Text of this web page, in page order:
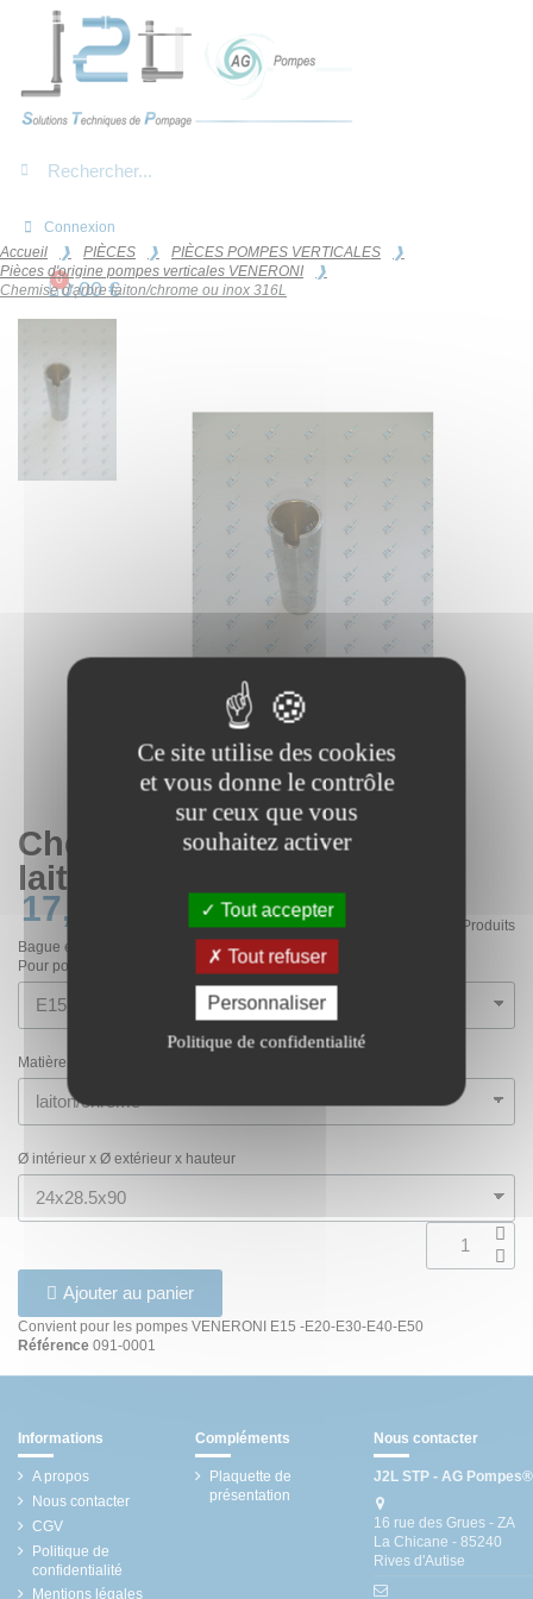
Connexion
0,00 €
Accueil PIÈCES
PIÈCES POMPES VERTICALES
Pièces d'origine pompes verticales VENERONI
Chemise d'arbre laiton/chrome ou inox 316L
Chemise d'arbre
laiton/chrome ou inox 316L
17,30 €
4 Produits
Bague entre arbre et coussinet
Pour pompe
Matière
Ø intérieur x Ø extérieur x hauteur
Ajouter au panier
Convient pour les pompes VENERONI E15 -E20-E30-E40-E50
Référence 091-0001
Informations
A propos
Nous contacter
CGV
Politique de
confidentialité
Mentions légales
Compléments
Plaquette de
présentation
Nous contacter
J2L STP - AG Pompes®
16 rue des Grues - ZA
La Chicane - 85240
Rives d'Autise
Panneau de gestion des cookies
Ce site utilise des cookies
et vous donne le contrôle
sur ceux que vous
souhaitez activer
Tout accepter
Tout refuser
Personnaliser
Politique de confidentialité